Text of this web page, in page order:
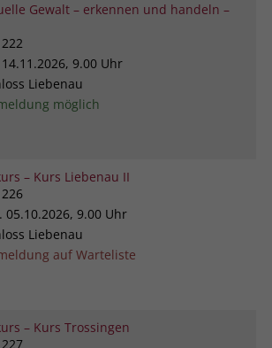
Gewalt – erkennen und handeln –
14.11.2026, 9.00 Uhr
Liebenau
möglich
– Kurs Liebenau II
05.10.2026, 9.00 Uhr
Liebenau
auf Warteliste
– Kurs Trossingen